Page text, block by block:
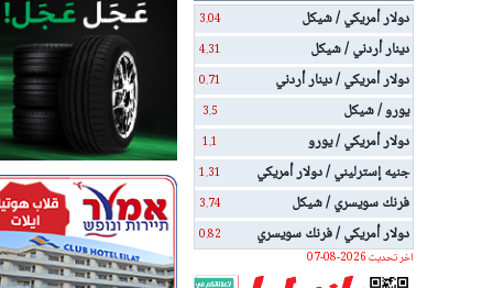
دولار أمريكي / شيكل
3.04
دينار أردني / شيكل 4.31
دولار أمريكي / دينار أردني 0.71
يورو / شيكل 3.5
دولار أمريكي / يورو 1.1
جنيه إسترليني / دولار أمريكي 1.31
فرنك سويسري / شيكل 3.74
دولار أمريكي / فرنك سويسري
0.82
اخر تحديث 2026-08-07